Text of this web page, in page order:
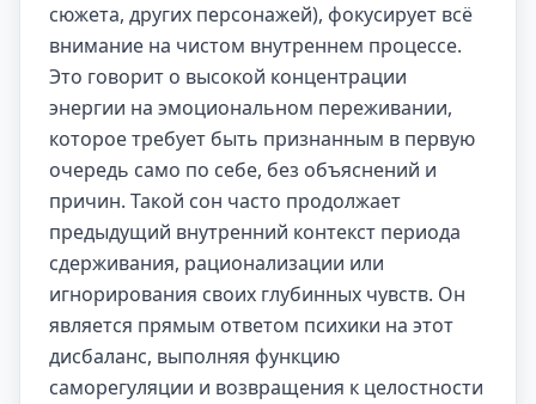
сюжета, других персонажей), фокусирует всё
внимание на чистом внутреннем процессе.
Это говорит о высокой концентрации
энергии на эмоциональном переживании,
которое требует быть признанным в первую
очередь само по себе, без объяснений и
причин. Такой сон часто продолжает
предыдущий внутренний контекст периода
сдерживания, рационализации или
игнорирования своих глубинных чувств. Он
является прямым ответом психики на этот
дисбаланс, выполняя функцию
саморегуляции и возвращения к целостности